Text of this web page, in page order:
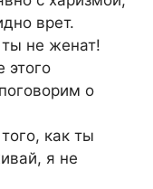
врет.
ты не женат!
этого
о
как ты
я не